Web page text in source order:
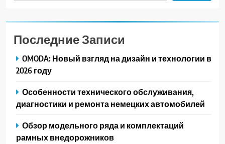
Последние Записи
OMODA: Новый взгляд на дизайн и технологии в
2026 году
Особенности технического обслуживания,
диагностики и ремонта немецких автомобилей
Обзор модельного ряда и комплектаций
рамных внедорожников